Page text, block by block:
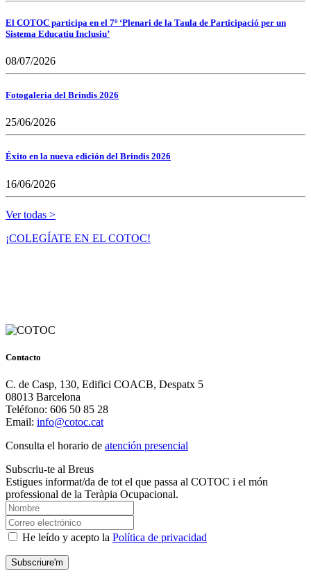
El COTOC participa en el 7º ‘Plenari de la Taula de Participació per un
Sistema Educatiu Inclusiu’
08/07/2026
Fotogaleria del Brindis 2026
25/06/2026
Éxito en la nueva edición del Brindis 2026
16/06/2026
Ver todas >
¡COLEGÍATE EN EL COTOC!
Contacto
C. de Casp, 130, Edifici COACB, Despatx 5
08013 Barcelona
Teléfono: 606 50 85 28
Email: info@cotoc.cat
Consulta el horario de atención presencial
Subscriu-te al Breus
Estigues informat/da de tot el que passa al COTOC i el món
professional de la Teràpia Ocupacional.
He leído y acepto la Política de privacidad